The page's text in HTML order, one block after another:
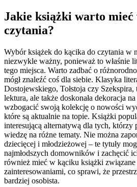
Jakie książki warto mieć
czytania?
Wybór książek do kącika do czytania w
niezwykle ważny, ponieważ to właśnie
tego miejsca. Warto zadbać o
mógł znaleźć coś dla siebie. Klasyka
Dostojewskiego, Tołstoja czy
lektura, ale także doskonała dekoracja
wzbogacić swoją kolekcję o nowości
które są aktualnie na topie. Książki
interesującą alternatywą dla tych, którzy
wiedzę na różne tematy. Nie można
dziecięcej i młodzieżowej – te tytuły
najmłodszych domowników i zachęcić
również mieć w kąciku książki
zainteresowaniami, co sprawi, że
bardziej osobista.